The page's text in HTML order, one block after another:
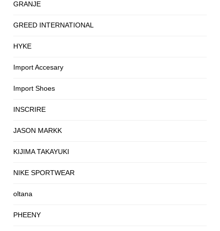
GRANJE
GREED INTERNATIONAL
HYKE
Import Accesary
Import Shoes
INSCRIRE
JASON MARKK
KIJIMA TAKAYUKI
NIKE SPORTWEAR
oltana
PHEENY